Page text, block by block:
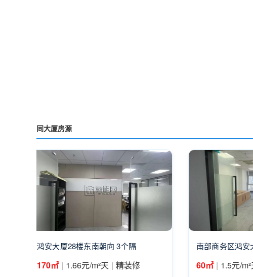
同大厦房源
鸿安大厦28楼东南朝向 3个隔
170㎡ | 1.66元/m²天 | 精装修
南部商务区鸿安
60㎡ | 1.5元/